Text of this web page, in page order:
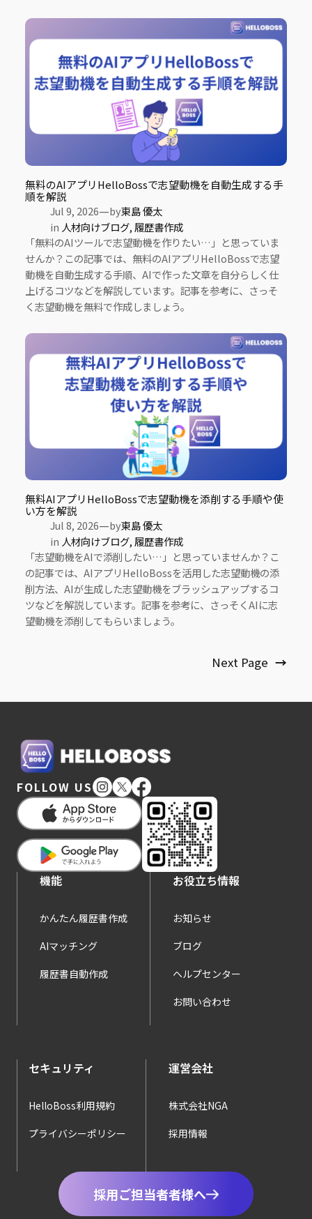
無料のAIアプリHelloBossで志望動機を自動生成する手
順を解説
Jul 9, 2026—by東島 優太
in 人材向けブログ, 履歴書作成
「無料のAIツールで志望動機を作りたい…」と思っていま
せんか？この記事では、無料のAIアプリHelloBossで志望
動機を自動生成する手順、AIで作った文章を自分らしく仕
上げるコツなどを解説しています。記事を参考に、さっそ
く志望動機を無料で作成しましょう。
無料AIアプリHelloBossで志望動機を添削する手順や使
い方を解説
Jul 8, 2026—by東島 優太
in 人材向けブログ, 履歴書作成
「志望動機をAIで添削したい…」と思っていませんか？こ
の記事では、AIアプリHelloBossを活用した志望動機の添
削方法、AIが生成した志望動機をブラッシュアップするコ
ツなどを解説しています。記事を参考に、さっそくAIに志
望動機を添削してもらいましょう。
Next Page →
FOLLOW US
機能
かんたん履歴書作成
AIマッチング
履歴書自動作成
お役立ち情報
お知らせ
ブログ
ヘルプセンター
お問い合わせ
セキュリティ
HelloBoss利用規約
プライバシーポリシー
運営会社
株式会社NGA
採用情報
採用ご担当者者様へ